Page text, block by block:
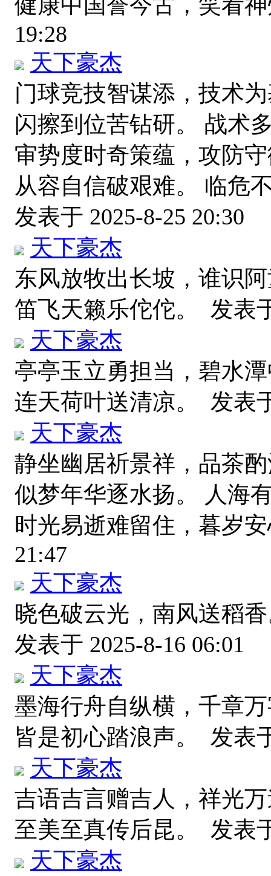
19:28
天下豪杰
门球竞技智谋添，技术
闪擦到位苦钻研。 战术
审势度时奇策蕴，攻防
从容自信破艰难。 临危
发表于 2025-8-25 20:30
天下豪杰
东风放牧出长坡，谁识
笛飞天籁乐佗佗。 发表
天下豪杰
亭亭玉立勇担当，碧水
连天荷叶送清凉。 发表
天下豪杰
静坐幽居祈景祥，品茶
似梦年华逐水扬。 人海
时光易逝难留住，暮岁
21:47
天下豪杰
晓色破云光，南风送稻
发表于 2025-8-16 06:01
天下豪杰
墨海行舟自纵横，千章
皆是初心踏浪声。 发表
天下豪杰
吉语吉言赠吉人，祥光
至美至真传后昆。 发表
天下豪杰